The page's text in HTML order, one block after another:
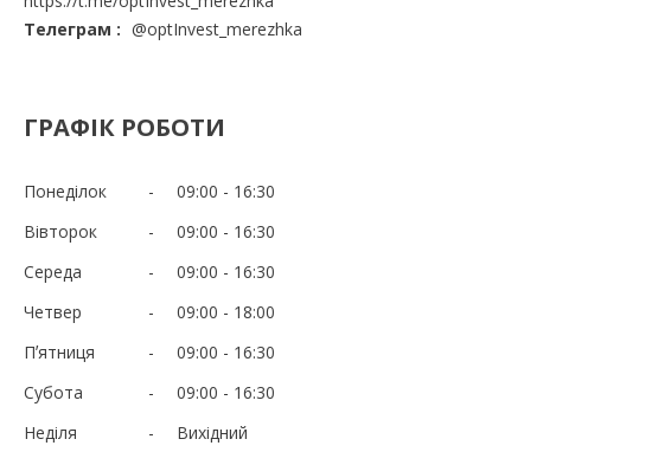
Телеграм
@optInvest_merezhka
ГРАФІК РОБОТИ
Понеділок 09:00
16:30
Вівторок
09:00
16:30
Середа
09:00
16:30
Четвер
09:00
18:00
Пʼятниця
09:00
16:30
Субота
09:00
16:30
Неділя
Вихідний